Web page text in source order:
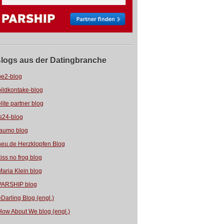
aus der Datingbranche
blog
blog
partner blog
blog
blog
Herzklopfen Blog
no frog blog
Klein blog
blog
Blog (engl.)
About We blog (engl.)